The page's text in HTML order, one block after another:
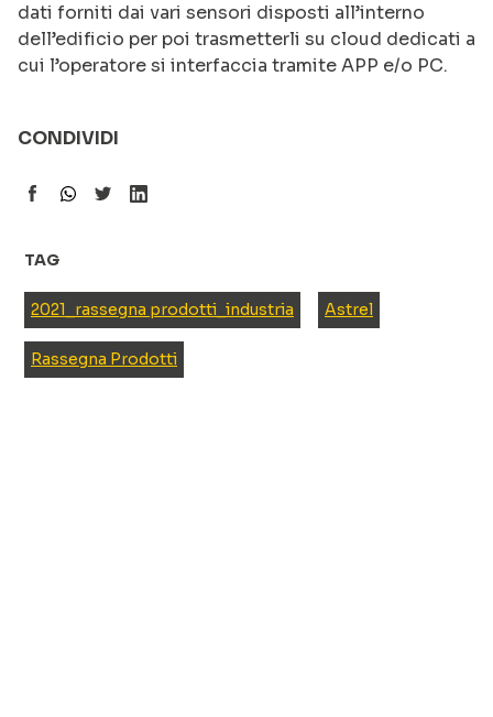
dati forniti dai vari sensori disposti all’interno
dell’edificio per poi trasmetterli su cloud dedicati a
cui l’operatore si interfaccia tramite APP e/o PC.
CONDIVIDI
TAG
2021_rassegna prodotti_industria Astrel
Rassegna Prodotti